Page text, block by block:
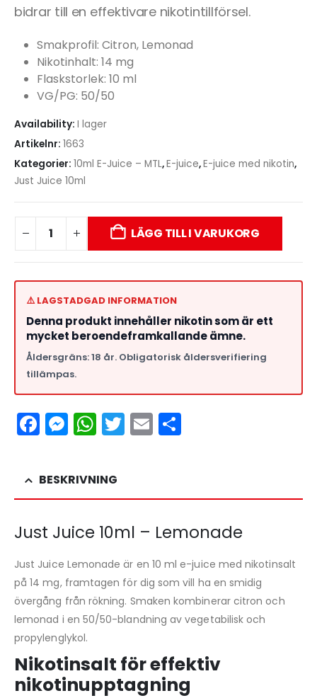
bidrar till en effektivare nikotintillförsel.
Smakprofil: Citron, Lemonad
Nikotinhalt: 14 mg
Flaskstorlek: 10 ml
VG/PG: 50/50
Availability: I lager
Artikelnr: 1663
Kategorier: 10ml E-Juice – MTL,E-juice,E-juice med nikotin,
Just Juice 10ml
LÄGG TILL I VARUKORG
⚠️ LAGSTADGAD INFORMATION
Denna produkt innehåller nikotin som är ett
mycket beroendeframkallande ämne.
Åldersgräns: 18 år. Obligatorisk åldersverifiering
tillämpas.
Facebook
Messenger
WhatsApp
Twitter
Email
BESKRIVNING
Just Juice 10ml – Lemonade
Just Juice Lemonade är en 10 ml e-juice med nikotinsalt
på 14 mg, framtagen för dig som vill ha en smidig
övergång från rökning. Smaken kombinerar citron och
lemonad i en 50/50-blandning av vegetabilisk och
propylenglykol.
Nikotinsalt för effektiv
nikotinupptagning